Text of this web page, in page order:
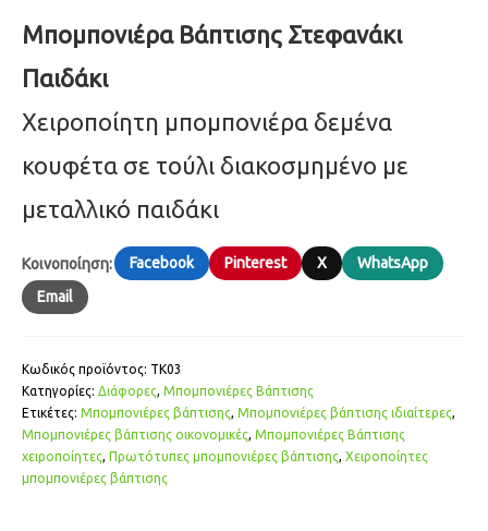
Μπομπονιέ­ρα Βάπτισης Στεφανάκι
Παιδάκι
Χειροποίητη μπομπονιέρα δεμένα
κουφέτα σε τούλι διακοσμημένο με
μεταλλικό παιδάκι
Κοινοποίηση: Facebook Pinterest X
WhatsApp
Email
Κωδικός προϊόντος: ΤΚ03
Κατηγορίες: Διάφορες, Μπομπονιέρες Βάπτισης
Ετικέτες: Μπομπονιέρες βάπτισης, Μπομπονιέρες βάπτισης ιδιαίτερες,
Μπομπονιέρες βάπτισης οικονομικές, Μπομπονιέρες Βάπτισης
χειροποίητες, Πρωτότυπες μπομπονιέρες βάπτισης, Χειροποίητες
μπομπονιέρες βάπτισης